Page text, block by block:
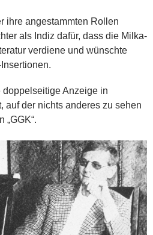
ihre angestammten Rollen
als Indiz dafür, dass die Milka-
verdiene und wünschte
Anzeige in
auf der nichts anderes zu sehen
„GGK“.